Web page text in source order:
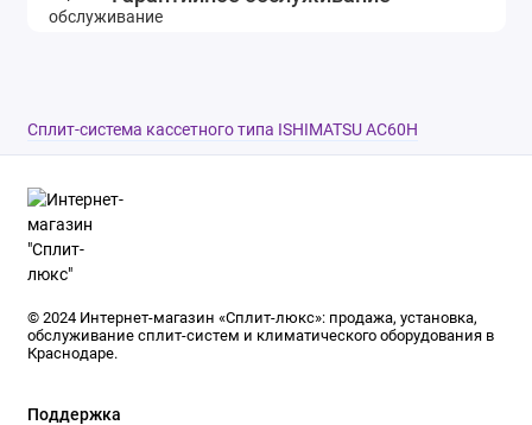
Сплит-система кассетного типа ISHIMATSU AC60H
© 2024 Интернет-магазин «Сплит-люкс»: продажа, установка,
обслуживание сплит-систем и климатического оборудования в
Краснодаре.
Поддержка